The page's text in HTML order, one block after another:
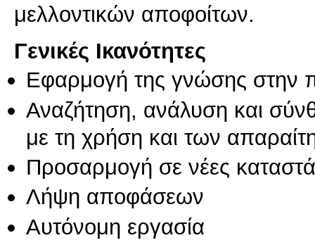
Γενικές Ικανότητες
Εφαρμογή της γνώσης στην
Αναζήτηση, ανάλυση και
με τη χρήση και των
Προσαρμογή σε νέες
Λήψη αποφάσεων
Αυτόνομη εργασία